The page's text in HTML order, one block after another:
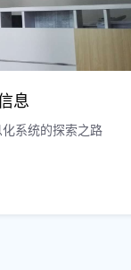
息
系统的探索之路